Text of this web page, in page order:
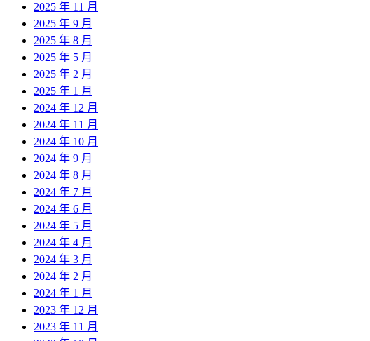
2025 年 11 月
2025 年 9 月
2025 年 8 月
2025 年 5 月
2025 年 2 月
2025 年 1 月
2024 年 12 月
2024 年 11 月
2024 年 10 月
2024 年 9 月
2024 年 8 月
2024 年 7 月
2024 年 6 月
2024 年 5 月
2024 年 4 月
2024 年 3 月
2024 年 2 月
2024 年 1 月
2023 年 12 月
2023 年 11 月